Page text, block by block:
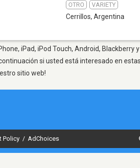
OTRO VARIETY
Cerrillos, Argentina
iPad, iPod Touch, Android,
si usted está interesado en
sitio web!
Policy / AdChoices